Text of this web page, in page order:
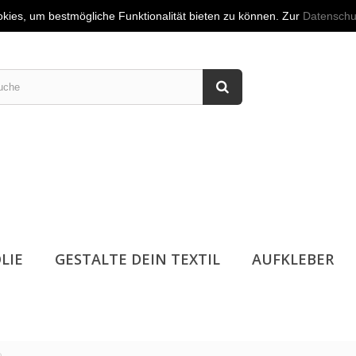
👤Anmelden
GESTALTE DEIN TEXTIL AUFKLEBER
um bestmögliche Funktionalität bieten zu können. Zur